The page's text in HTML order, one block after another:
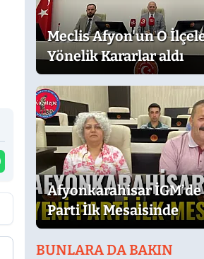
Meclis Afyon'un O
Yönelik Kararlar aldı
Afyonkarahisar İGM’de
Parti İlk Mesaisinde
BUNLARA DA BAKIN